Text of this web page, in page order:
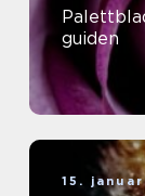
guiden
15.